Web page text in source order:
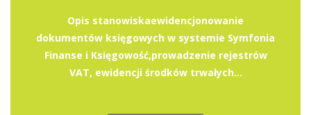
Opis stanowiskaewidencjonowanie
dokumentów księgowych w systemie Symfonia
Finanse i Księgowość,prowadzenie rejestrów
VAT, ewidencji środków trwałych...